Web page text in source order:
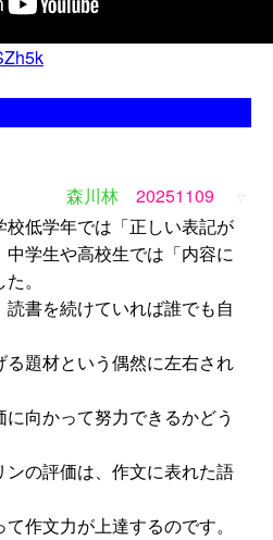
森川林 20251109 ▽
低学年では「正しい表記が
学生や高校生では「内容に
。
書を続けていれば誰でも自
題材という偶然に左右され
向かって努力できるかどう
の評価は、作文に表れた語
作文力が上達するのです。